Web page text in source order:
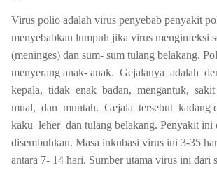
Virus polio adalah virus penyebab penyakit
menyebabkan lumpuh jika virus menginfeksi
(meninges) dan sum- sum tulang belakang.
menyerang anak- anak. Gejalanya adalah
kepala, tidak enak badan, mengantuk, sakit
mual, dan muntah. Gejala tersebut kadang
kaku leher dan tulang belakang. Penyakit ini
disembuhkan. Masa inkubasi virus ini 3-35
antara 7- 14 hari. Sumber utama virus ini dari